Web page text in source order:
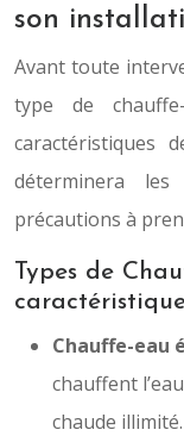
son
Avant toute
type de
caractéristiques
déterminera
précautions à
Types de
Chauffe-eau
chauffent
chaude